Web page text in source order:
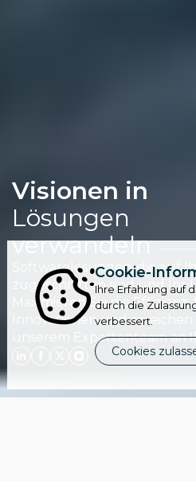
Visionen in
Lösungen
verwandeln
Softwarelösungen, die auf
zugeschnitten sind und Ihr
Maximieren Sie die
Innovationen und erreichen
unserem Expertenteam an
Cookie-
Ihre Erfahrung auf
durch die
verbessert.
Cookies